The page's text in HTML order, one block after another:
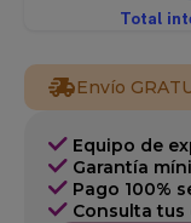
Envío
Equipo de
Garantía
Pago 100%
Consulta